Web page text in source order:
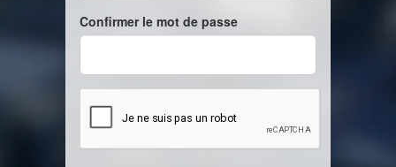
Confirmer le mot de passe